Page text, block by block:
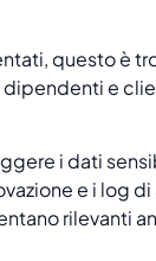
questo è
e
i dati
e i log
rilevanti